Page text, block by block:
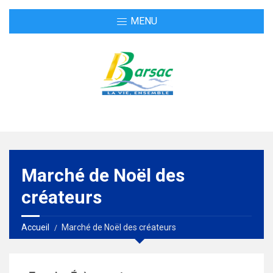
MENU
Marché de Noël des
créateurs
Accueil Marché de Noël des créateurs